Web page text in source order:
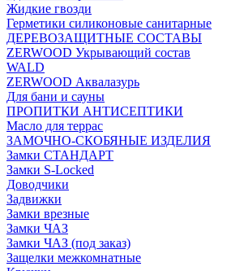
Жидкие гвозди
Герметики силиконовые санитарные
ДЕРЕВОЗАЩИТНЫЕ СОСТАВЫ
ZERWOOD Укрывающий состав
WALD
ZERWOOD Аквалазурь
Для бани и сауны
ПРОПИТКИ АНТИСЕПТИКИ
Масло для террас
ЗАМОЧНО-СКОБЯНЫЕ ИЗДЕЛИЯ
Замки СТАНДАРТ
Замки S-Locked
Доводчики
Задвижки
Замки врезные
Замки ЧАЗ
Замки ЧАЗ (под заказ)
Защелки межкомнатные